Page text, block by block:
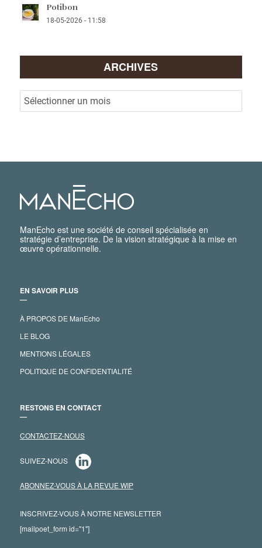
Potibon
18-05-2026 - 11:58
ARCHIVES
ManEcho est une société de conseil spécialisée en
stratégie d’entreprise. De la vision stratégique à la mise en
œuvre opérationnelle.
EN SAVOIR PLUS
―
À PROPOS DE ManEcho
LE BLOG
MENTIONS LÉGALES
POLITIQUE DE CONFIDENTIALITÉ
RESTONS EN CONTACT
―
CONTACTEZ-NOUS
SUIVEZ-NOUS
ABONNEZ-VOUS À LA REVUE WIP
INSCRIVEZ-VOUS À NOTRE NEWSLETTER
[mailpoet_form id="1"]